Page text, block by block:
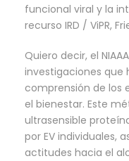
funcional viral y la
recurso IRD / ViPR,
Quiero decir, el
investigaciones que
comprensión de los
el bienestar. Este
ultrasensible
por EV individuales,
actitudes hacia el